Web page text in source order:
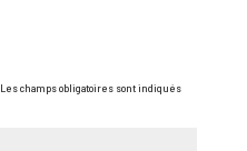
Les champs obligatoires sont indiqués